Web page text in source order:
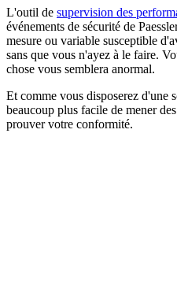
L'outil de supervision des
événements de sécurité de
mesure ou variable susceptible
sans que vous n'ayez à le faire.
chose vous semblera anormal.
Et comme vous disposerez d'une
beaucoup plus facile de mener
prouver votre conformité.